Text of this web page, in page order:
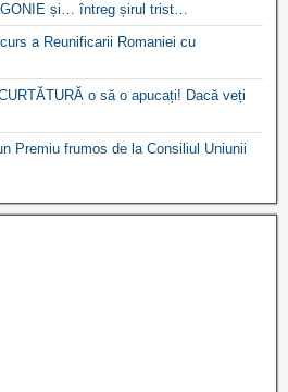
și… întreg șirul trist…
a Reunificarii Romaniei cu
o să o apucați! Dacă veți
Premiu frumos de la Consiliul Uniunii